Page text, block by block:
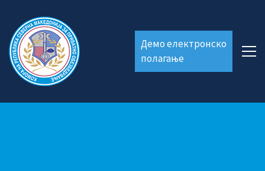
Демо електронско
полагање